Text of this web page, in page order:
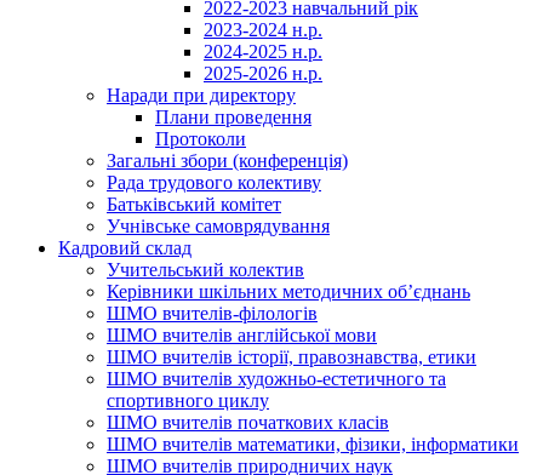
2022-2023 навчальний рік
2023-2024 н.р.
2024-2025 н.р.
2025-2026 н.р.
Наради при директору
Плани проведення
Протоколи
Загальні збори (конференція)
Рада трудового колективу
Батьківський комітет
Учнівське самоврядування
Кадровий склад
Учительський колектив
Керівники шкільних методичних об’єднань
ШМО вчителів-філологів
ШМО вчителів англійської мови
ШМО вчителів історії, правознавства, етики
ШМО вчителів художньо-естетичного та
спортивного циклу
ШМО вчителів початкових класів
ШМО вчителів математики, фізики, інформатики
ШМО вчителів природничих наук